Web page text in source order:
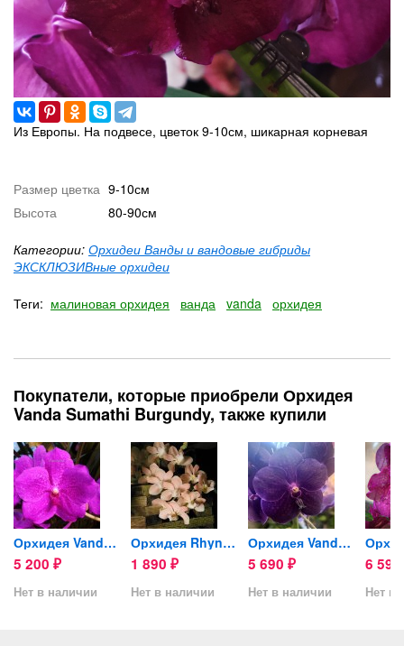
Из Европы. На подвесе, цветок 9-10см, шикарная корневая
Размер цветка 9-10см
Высота
80-90см
Категории: Орхидеи Ванды и вандовые гибриды
ЭКСКЛЮЗИВные орхидеи
Теги: малиновая орхидея ванда vanda орхидея
Покупатели, которые приобрели Орхидея
Vanda Sumathi Burgundy, также купили
Орхидея Vanda Siriporn Pink
5 200 ₽
Нет в наличии
Орхидея Rhynchostylis...
1 890 ₽
Нет в наличии
Орхидея Vanda Pure Wax Blue...
5 690 ₽
Нет в наличии
6 590
Нет в